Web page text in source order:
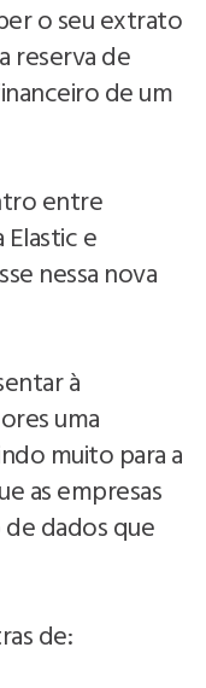
o seu extrato
reserva de
de um
entre
e
nessa nova
à
uma
muito para a
as empresas
dados que
de: